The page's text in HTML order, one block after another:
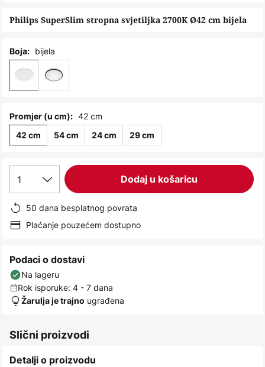
the
gallery
Philips SuperSlim stropna svjetiljka 2700K Ø42 cm bijela
Boja: bijela
Promjer (u cm): 42 cm
42 cm 54 cm 24 cm 29 cm
1 Dodaj u košaricu
50 dana besplatnog povrata
Plaćanje pouzećem dostupno
Podaci o dostavi
Na lageru
Rok isporuke: 4 - 7 dana
Žarulja je trajno ugrađena
Slični proizvodi
Detalji o proizvodu